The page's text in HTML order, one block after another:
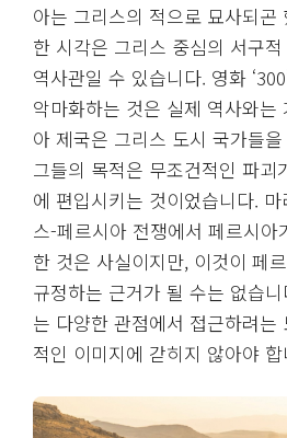
아는 그리스의 적으로 묘사되곤
한 시각은 그리스 중심의 서구
역사관일 수 있습니다. 영화
악마화하는 것은 실제 역사와는
아 제국은 그리스 도시 국가들
그들의 목적은 무조건적인 파괴
에 편입시키는 것이었습니다.
스-페르시아 전쟁에서 페르시
한 것은 사실이지만, 이것이 페
규정하는 근거가 될 수는 없습
는 다양한 관점에서 접근하려는
적인 이미지에 갇히지 않아야 합